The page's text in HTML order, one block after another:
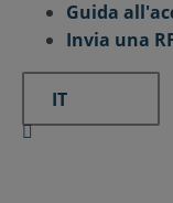
Guida
Invia una
IT